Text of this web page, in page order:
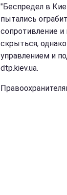
"Беспредел в
пытались
сопротивление
скрыться,
управлением и
dtp.kiev.ua.